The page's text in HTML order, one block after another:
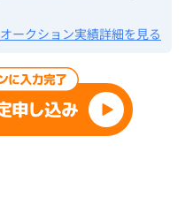
オークション実績詳細を見る